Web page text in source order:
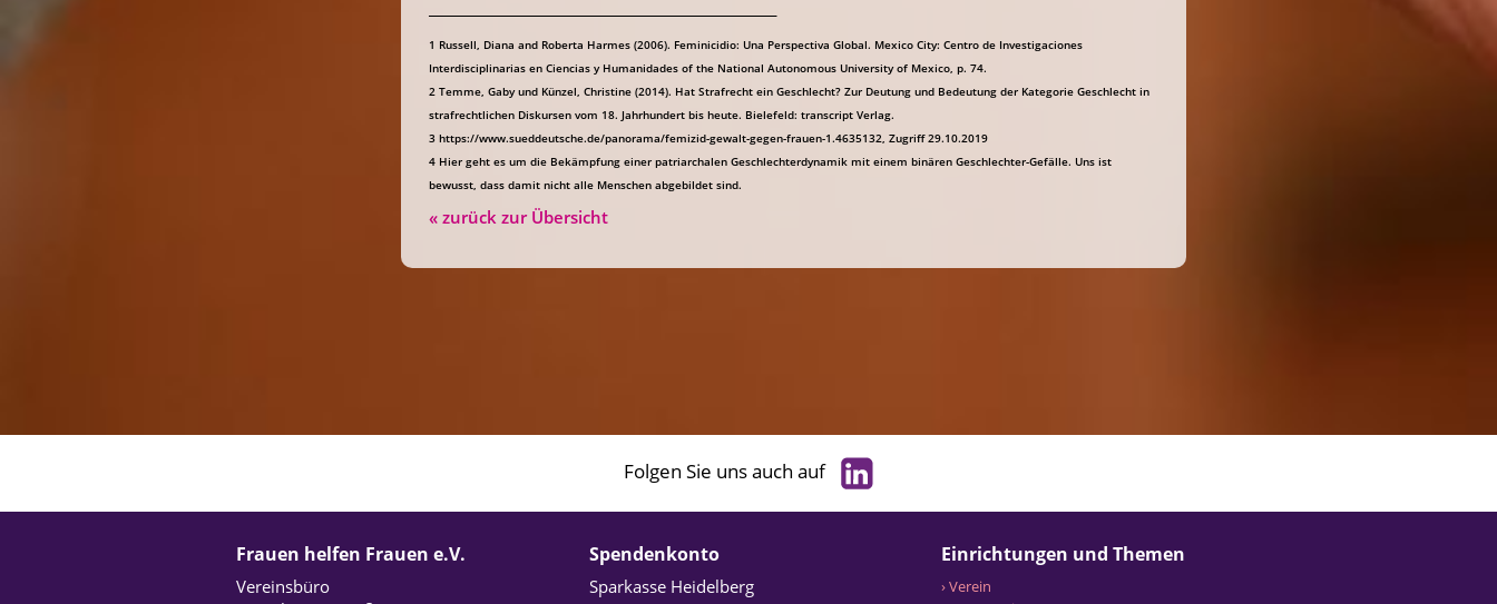
1 Russell, Diana and Roberta Harmes (2006). Feminicidio: Una Perspectiva Global. Mexico City: Centro de Investigaciones
Interdisciplinarias en Ciencias y Humanidades of the National Autonomous University of Mexico, p. 74.
2 Temme, Gaby und Künzel, Christine (2014). Hat Strafrecht ein Geschlecht? Zur Deutung und Bedeutung der Kategorie Geschlecht in
strafrechtlichen Diskursen vom 18. Jahrhundert bis heute. Bielefeld: transcript Verlag.
3 https://www.sueddeutsche.de/panorama/femizid-gewalt-gegen-frauen-1.4635132, Zugriff 29.10.2019
4 Hier geht es um die Bekämpfung einer patriarchalen Geschlechterdynamik mit einem binären Geschlechter-Gefälle. Uns ist
bewusst, dass damit nicht alle Menschen abgebildet sind.
« zurück zur Übersicht
Folgen Sie uns auch auf
Frauen helfen Frauen e.V.
Vereinsbüro
Spendenkonto
Sparkasse Heidelberg
Einrichtungen und Themen
› Verein